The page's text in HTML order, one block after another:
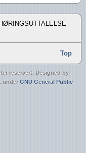
HØRINGSUTTALELSE
Top
reservert. Designed by
under GNU General Public